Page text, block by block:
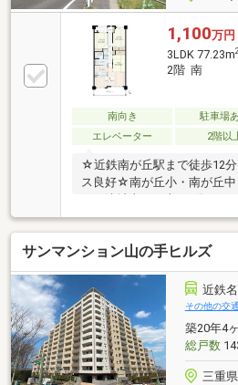
1,100万円
3LDK 77.23m
2階 南
南向き 駐車場
エレベーター
2階以
☆近鉄南が丘駅まで徒歩12
ス良好☆南が丘小・南が丘
サンマンション山の手ヒルズ
近鉄
その他の交通
築20年4
総戸数
三重